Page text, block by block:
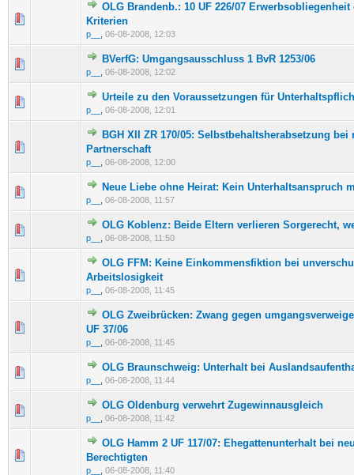
OLG Brandenb.: 10 UF 226/07
Kriterien
p__ 06-08-2008, 12:03
0 Bewertung(en) - 0 von 5 durchschnittlich
BVerfG: Umgangsausschluss 1 BvR 1253/06
p__ 06-08-2008, 12:02
0 Bewertung(en) - 0 von 5 durchschnittlich
12345
Urteile zu den Voraussetzungen für
p__ 06-08-2008, 12:01
1 Bewertung(en) - 5 von 5 durchschnittlich
1 2345
BGH XII ZR 170/05: Selbstbehaltsherabsetzung bei
Partnerschaft
p__ 06-08-2008, 12:00
0 Bewertung(en) - 0 von 5 durchschnittlich
Neue Liebe ohne Heirat: Kein Unterhaltsanspruch
p__ 06-08-2008, 11:57
0 Bewertung(en) - 0 von 5 durchschnittlich
123 45
OLG Koblenz: Beide Eltern verlieren Sorgerecht,
p__ 06-08-2008, 11:50
0 Bewertung(en) - 0 von 5 durchschnittlich
12345
OLG FFM: Keine Einkommensfiktion bei
Arbeitslosigkeit
p__ 06-08-2008, 11:45
0 Bewertung(en) - 0 von 5 durchschnittlich
OLG Zweibrücken: Zwang gegen
UF 37/06
p__ 06-08-2008, 11:45
0 Bewertung(en) - 0 von 5 durchschnittlich
OLG Braunschweig: Unterhalt bei
p__ 06-08-2008, 11:44
0 Bewertung(en) - 0 von 5 durchschnittlich
12345
OLG Oldenburg verwehrt Zugewinnausgleich
p__ 06-08-2008, 11:42
0 Bewertung(en) - 0 von 5 durchschnittlich
12 345
OLG Hamm 2 UF 117/07: Ehegattenunterhalt bei
Berechtigten
p__ 06-08-2008, 11:40
0 Bewertung(en) - 0 von 5 durchschnittlich